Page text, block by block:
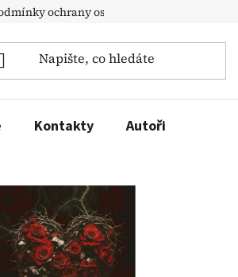
ochrany osobních údajů
Kontakty Autoři